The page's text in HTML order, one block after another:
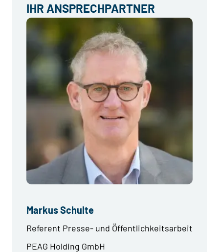
IHR ANSPRECHPARTNER
Markus Schulte
Referent Presse- und Öffentlichkeitsarbeit
PEAG Holding GmbH